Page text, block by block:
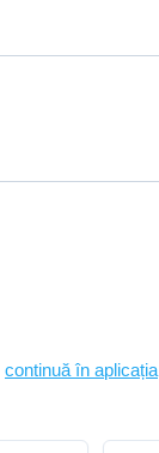
continuă în aplicația